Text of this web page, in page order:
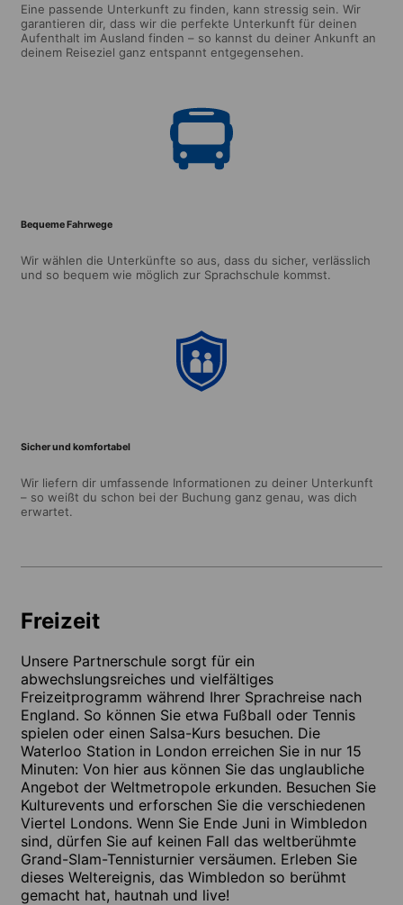
Eine passende Unterkunft zu finden, kann stressig sein. Wir
garantieren dir, dass wir die perfekte Unterkunft für deinen
Aufenthalt im Ausland finden – so kannst du deiner Ankunft an
deinem Reiseziel ganz entspannt entgegensehen.
Bequeme Fahrwege
Wir wählen die Unterkünfte so aus, dass du sicher, verlässlich
und so bequem wie möglich zur Sprachschule kommst.
Sicher und komfortabel
Wir liefern dir umfassende Informationen zu deiner Unterkunft
– so weißt du schon bei der Buchung ganz genau, was dich
erwartet.
Freizeit
Unsere Partnerschule sorgt für ein
abwechslungsreiches und vielfältiges
Freizeitprogramm während Ihrer Sprachreise nach
England. So können Sie etwa Fußball oder Tennis
spielen oder einen Salsa-Kurs besuchen. Die
Waterloo Station in London erreichen Sie in nur 15
Minuten: Von hier aus können Sie das unglaubliche
Angebot der Weltmetropole erkunden. Besuchen Sie
Kulturevents und erforschen Sie die verschiedenen
Viertel Londons. Wenn Sie Ende Juni in Wimbledon
sind, dürfen Sie auf keinen Fall das weltberühmte
Grand-Slam-Tennisturnier versäumen. Erleben Sie
dieses Weltereignis, das Wimbledon so berühmt
gemacht hat, hautnah und live!